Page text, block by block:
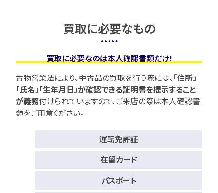
買取に必要なもの
買取に必要なのは本人確認書類だけ!
古物営業法により、中古品の買取を行う際には、 「住所」
「氏名」「生年月日」が確認できる証明書を提示すること
が義務付けられていますので、 ご来店の際は本人確認書
類をご用意ください。
運転免許証
在留カード
パスポート